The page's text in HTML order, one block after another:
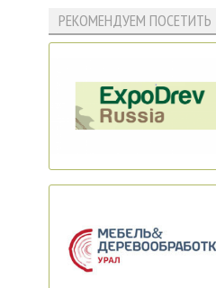
РЕКОМЕНДУЕМ ПОСЕТИТЬ